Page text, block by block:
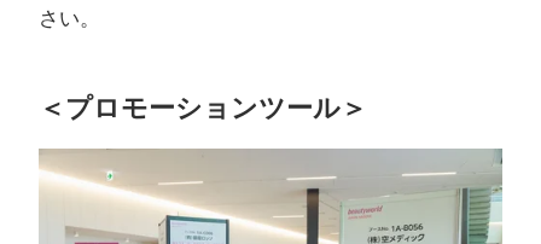
さい。
＜プロモーションツール＞